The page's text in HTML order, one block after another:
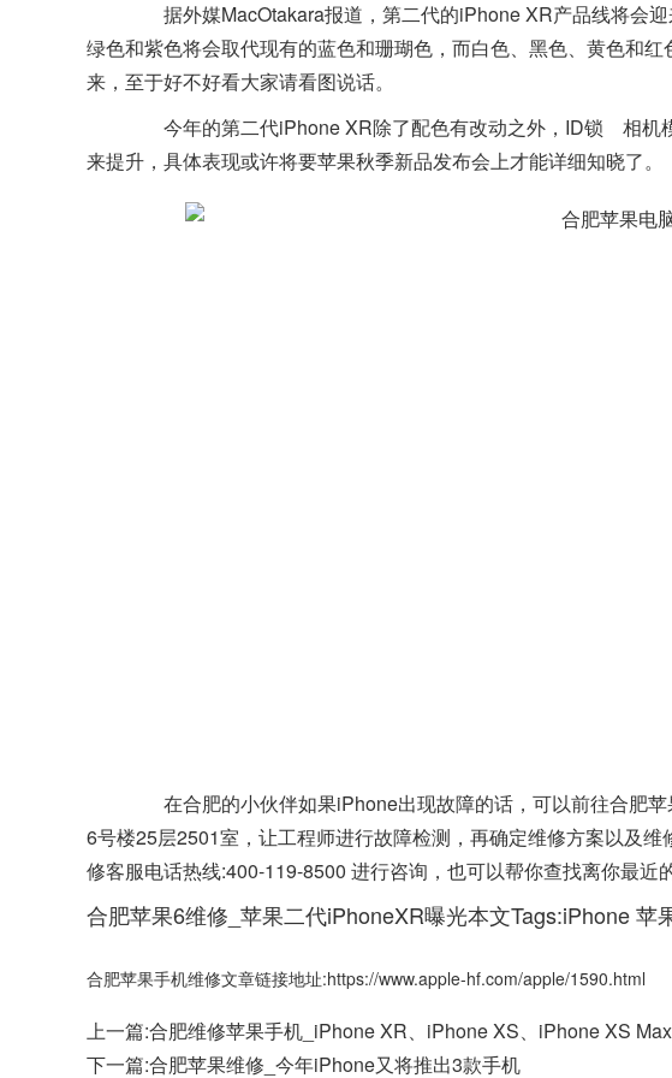
据外媒MacOtakara报道，第二代的iPhone XR产品线将会
绿色和紫色将会取代现有的蓝色和珊瑚色，而白色、黑色、黄色和
来，至于好不好看大家请看图说话。
今年的第二代iPhone XR除了配色有改动之外， ID锁 相机
来提升，具体表现或许将要苹果秋季新品发布会上才能详细知晓了。
在合肥的小伙伴如果iPhone出现故障的话，可以前往合肥苹
6号楼25层2501室，让工程师进行故障检测，再确定维修方案以及
修客服电话热线:400-119-8500 进行咨询，也可以帮你查找离你最近
合肥苹果6维修_苹果二代iPhoneXR曝光本文Tags:iPhone苹
合肥苹果手机维修文章链接地址:https://www.apple-hf.com/apple/1590.html
上一篇:合肥维修苹果手机_iPhone XR、iPhone XS、iPhone XS
下一篇:合肥苹果维修_今年iPhone又将推出3款手机